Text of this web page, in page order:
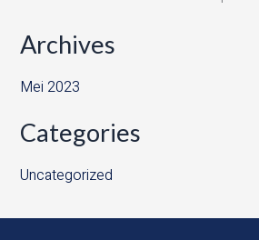
Archives
Mei 2023
Categories
Uncategorized